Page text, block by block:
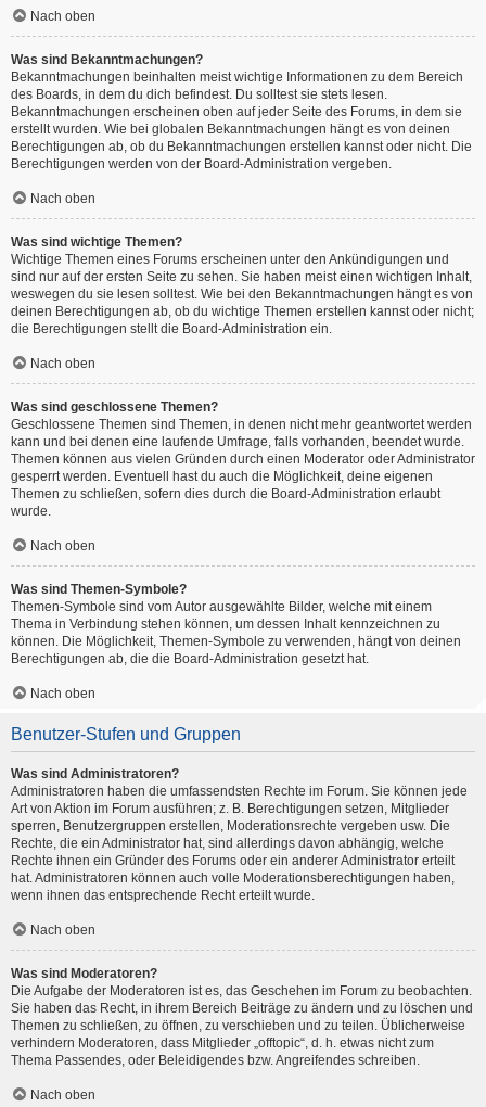
Nach oben
Was sind Bekanntmachungen?
Bekanntmachungen beinhalten meist wichtige Informationen zu dem Bereich
des Boards, in dem du dich befindest. Du solltest sie stets lesen.
Bekanntmachungen erscheinen oben auf jeder Seite des Forums, in dem sie
erstellt wurden. Wie bei globalen Bekanntmachungen hängt es von deinen
Berechtigungen ab, ob du Bekanntmachungen erstellen kannst oder nicht. Die
Berechtigungen werden von der Board-Administration vergeben.
Nach oben
Was sind wichtige Themen?
Wichtige Themen eines Forums erscheinen unter den Ankündigungen und
sind nur auf der ersten Seite zu sehen. Sie haben meist einen wichtigen Inhalt,
weswegen du sie lesen solltest. Wie bei den Bekanntmachungen hängt es von
deinen Berechtigungen ab, ob du wichtige Themen erstellen kannst oder nicht;
die Berechtigungen stellt die Board-Administration ein.
Nach oben
Was sind geschlossene Themen?
Geschlossene Themen sind Themen, in denen nicht mehr geantwortet werden
kann und bei denen eine laufende Umfrage, falls vorhanden, beendet wurde.
Themen können aus vielen Gründen durch einen Moderator oder Administrator
gesperrt werden. Eventuell hast du auch die Möglichkeit, deine eigenen
Themen zu schließen, sofern dies durch die Board-Administration erlaubt
wurde.
Nach oben
Was sind Themen-Symbole?
Themen-Symbole sind vom Autor ausgewählte Bilder, welche mit einem
Thema in Verbindung stehen können, um dessen Inhalt kennzeichnen zu
können. Die Möglichkeit, Themen-Symbole zu verwenden, hängt von deinen
Berechtigungen ab, die die Board-Administration gesetzt hat.
Nach oben
Benutzer-Stufen und Gruppen
Was sind Administratoren?
Administratoren haben die umfassendsten Rechte im Forum. Sie können jede
Art von Aktion im Forum ausführen; z. B. Berechtigungen setzen, Mitglieder
sperren, Benutzergruppen erstellen, Moderationsrechte vergeben usw. Die
Rechte, die ein Administrator hat, sind allerdings davon abhängig, welche
Rechte ihnen ein Gründer des Forums oder ein anderer Administrator erteilt
hat. Administratoren können auch volle Moderationsberechtigungen haben,
wenn ihnen das entsprechende Recht erteilt wurde.
Nach oben
Was sind Moderatoren?
Die Aufgabe der Moderatoren ist es, das Geschehen im Forum zu beobachten.
Sie haben das Recht, in ihrem Bereich Beiträge zu ändern und zu löschen und
Themen zu schließen, zu öffnen, zu verschieben und zu teilen. Üblicherweise
verhindern Moderatoren, dass Mitglieder „offtopic“, d. h. etwas nicht zum
Thema Passendes, oder Beleidigendes bzw. Angreifendes schreiben.
Nach oben